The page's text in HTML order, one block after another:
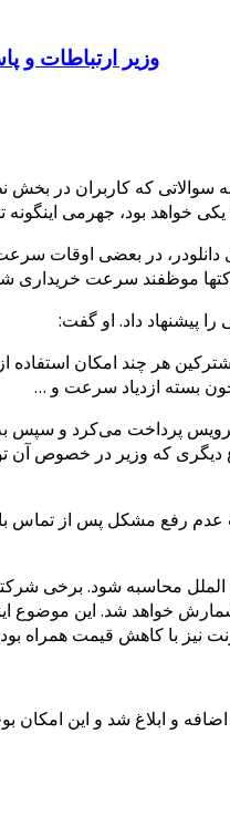
وزیر ارتباطات و
که کاربران در بخش
بود، جهرمی اینگونه
در بعضی اوقات
موظفند سرعت خریداری
پیشنهاد داد. او گفت:
هر چند امکان استفاده
چون بسته ازدیاد سرعت و …
پرداخت می‌کرد و سپس به
که وزیر در خصوص آن
عدم رفع مشکل پس از تماس
محاسبه شود. برخی
خواهد شد. این موضوع
نیز با کاهش قیمت همراه
ابلاغ شد و این امکان